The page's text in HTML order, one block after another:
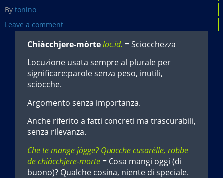
By tonino
Leave a comment
Chiàcchjere-mòrteloc.id. = Sciocchezza
Locuzione usata sempre al plurale per
significare:parole senza peso, inutili,
sciocche.
Argomento senza importanza.
Anche riferito a fatti concreti ma trascurabili,
senza rilevanza.
Che te mange jògge? Quacche cusarèlle, robbe
de chiàcchjere-morte = Cosa mangi oggi (di
buono)? Qualche cosina, niente di speciale.